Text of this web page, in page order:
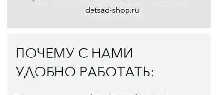
мышление и собственные творческие способности.
позволяют детям создавать уникальные конструкции
строить что угодно, от домов и машин до
фантастических существ и механизмов.